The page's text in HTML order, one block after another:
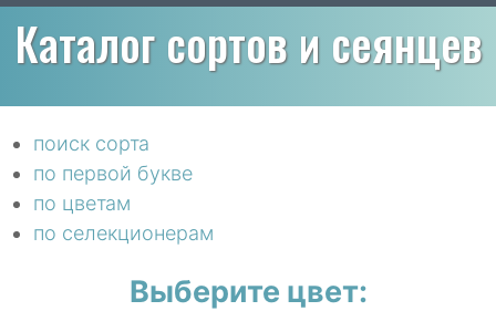
Каталог сортов и сеянцев
поиск сорта
по первой букве
по цветам
по селекционерам
Выберите цвет: